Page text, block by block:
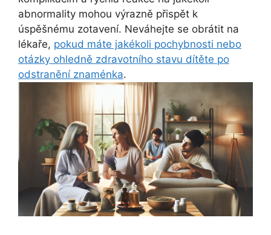
abnormality mohou výrazně přispět k
úspěšnému zotavení. Neváhejte se obrátit na
lékaře, pokud máte jakékoli pochybnosti nebo
otázky ohledně zdravotního stavu dítěte po
odstranění znaménka.